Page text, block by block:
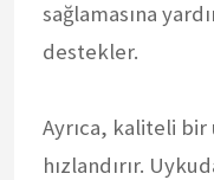
sağlamasına
destekler.
Ayrıca, kaliteli
hızlandırır.